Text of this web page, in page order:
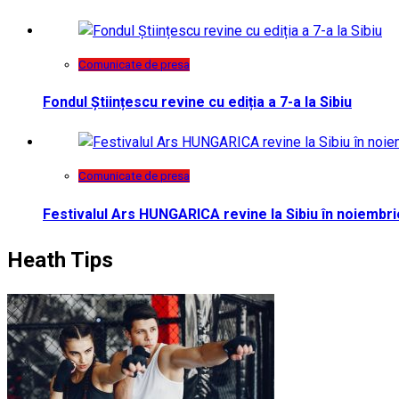
Comunicate de presa
Fondul Științescu revine cu ediția a 7-a la Sibiu
Comunicate de presa
Festivalul Ars HUNGARICA revine la Sibiu în
Heath Tips